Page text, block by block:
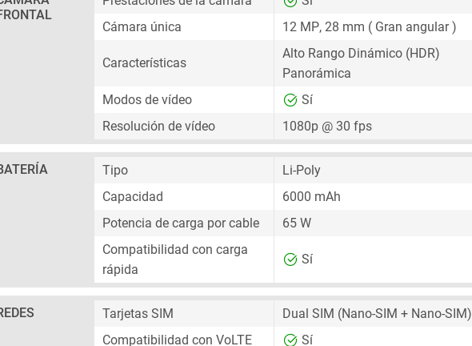
Cámara única
12 MP, 28 mm ( Gran angular )
Características
Alto Rango Dinámico (HDR)
Panorámica
Modos de vídeo
Sí
Resolución de vídeo
1080p @ 30 fps
Tipo
Li-Poly
Capacidad
6000 mAh
Potencia de carga por cable
65 W
Compatibilidad con carga
rápida
Sí
Tarjetas SIM Dual SIM (Nano-SIM + Nano-SIM)
Compatibilidad con VoLTE
Sí